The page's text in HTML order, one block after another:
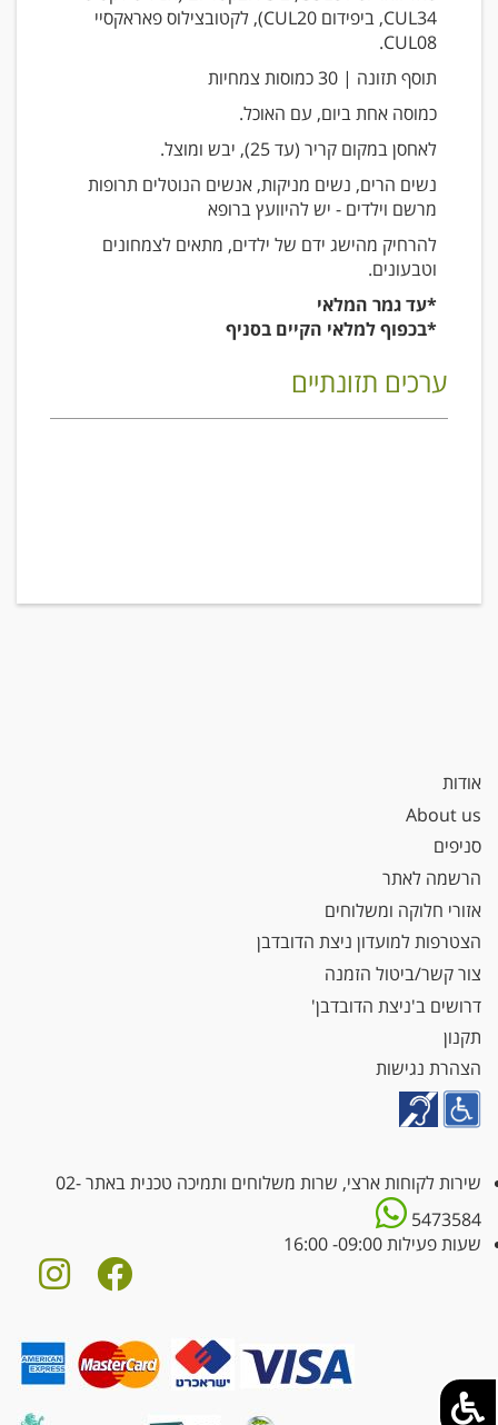
CUL34, ביפידום CUL20), לקטובצילוס פאראקסיי
CUL08.
תוסף תזונה | 30 כמוסות צמחיות
כמוסה אחת ביום, עם האוכל.
לאחסן במקום קריר (עד 25), יבש ומוצל.
נשים הרים, נשים מניקות, אנשים הנוטלים תרופות
מרשם וילדים - יש להיוועץ ברופא
להרחיק מהישג ידם של ילדים, מתאים לצמחונים
וטבעונים.
*עד גמר המלאי
*בכפוף למלאי הקיים בסניף
ערכים תזונתיים
אודות
About us
סניפים
הרשמה לאתר
אזורי חלוקה ומשלוחים
הצטרפות למועדון ניצת הדובדבן
צור קשר/ביטול הזמנה
דרושים ב'ניצת הדובדבן'
תקנון
הצהרת נגישות
שירות לקוחות ארצי, שרות משלוחים ותמיכה טכנית באתר02-
5473584
שעות פעילות 09:00- 16:00